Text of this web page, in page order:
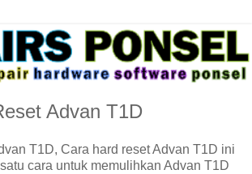
Advan T1D
T1D, Cara hard reset Advan T1D ini
cara untuk memulihkan Advan T1D